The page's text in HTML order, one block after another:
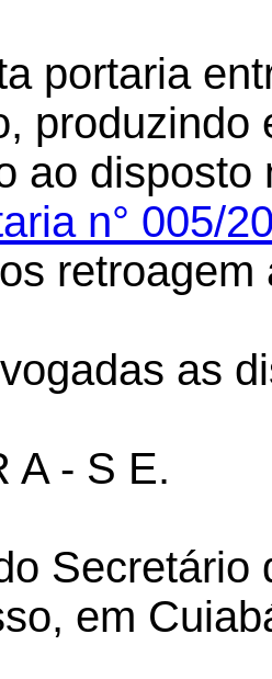
portaria
produzindo
ao disposto
n° 005/
retroagem
as
A - S E.
Secretário
em